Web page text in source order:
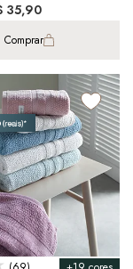
35,90
Comprar